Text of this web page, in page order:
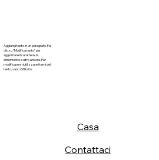
Aggiungi testo in un paragrafo. Fai
clic su "Modifica testo" per
aggiornare il carattere, la
dimensione e altro ancora. Per
modificare e riutilizzare i temi del
testo, vai su Stili sito.
Casa
Contattaci